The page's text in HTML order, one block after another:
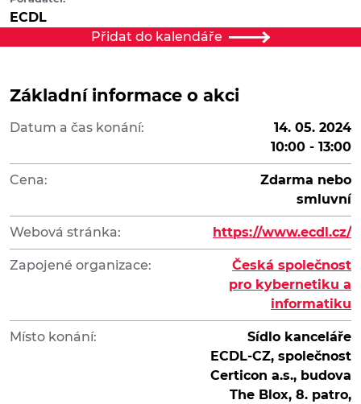
ECDL
Přidat do kalendáře
Základní informace o akci
Datum a čas konání:
14. 05. 2024
10:00 - 13:00
Cena:
Zdarma nebo
smluvní
Webová stránka: https://www.ecdl.cz/
Zapojené organizace:
Česká společnost
pro kybernetiku a
informatiku
Místo konání:
Sídlo kanceláře
ECDL-CZ, společnost
Certicon a.s., budova
The Blox, 8. patro,